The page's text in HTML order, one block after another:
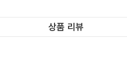
상품 리뷰